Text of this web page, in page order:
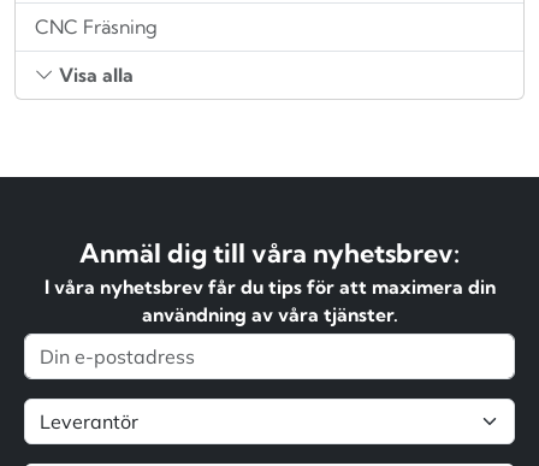
CNC Fräsning
Visa alla
Anmäl dig till våra nyhetsbrev:
I våra nyhetsbrev får du tips för att maximera din
användning av våra tjänster.